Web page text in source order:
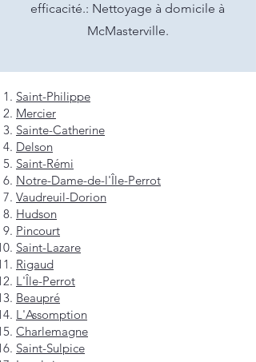
efficacité.: Nettoyage à domicile à
McMasterville.
Saint-Philippe
Mercier
Sainte-Catherine
Delson
Saint-Rémi
Notre-Dame-de-l'Île-Perrot
Vaudreuil-Dorion
Hudson
Pincourt
Saint-Lazare
Rigaud
L'Île-Perrot
Beaupré
L'Assomption
Charlemagne
Saint-Sulpice